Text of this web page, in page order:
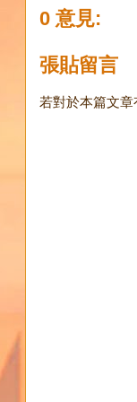
0 意見:
張貼留言
若對於本篇文